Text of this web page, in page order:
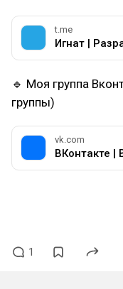
t.me
Игнат |
🔹 Моя группа
группы)
vk.com
ВКонтакте |
1